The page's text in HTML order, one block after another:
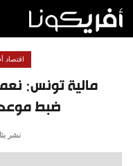
مالية تونس:
ضبط
اقتصاد
نشر